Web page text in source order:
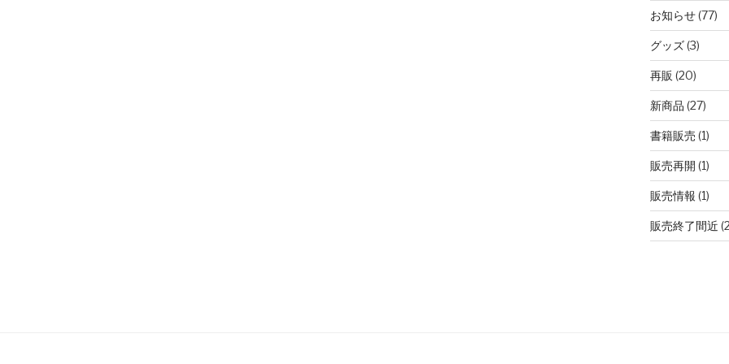
お知らせ(77)
グッズ(3)
再販 (20)
新商品 (27)
書籍販売 (1)
販売再開 (1)
販売情報 (1)
販売終了間近